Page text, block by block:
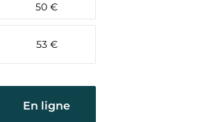
50 €
53 €
En ligne